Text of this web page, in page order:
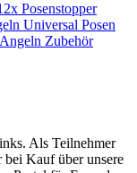
Posenstopper
Universal Posen
Zubehör
Als Teilnehmer
bei Kauf über unsere